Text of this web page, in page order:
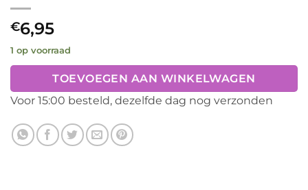
€6,95
1 op voorraad
TOEVOEGEN AAN WINKELWAGEN
Voor 15:00 besteld, dezelfde dag nog verzonden